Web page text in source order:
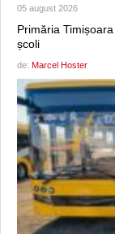
05 august 2026
Primăria
școli
de: Marcel Hoster